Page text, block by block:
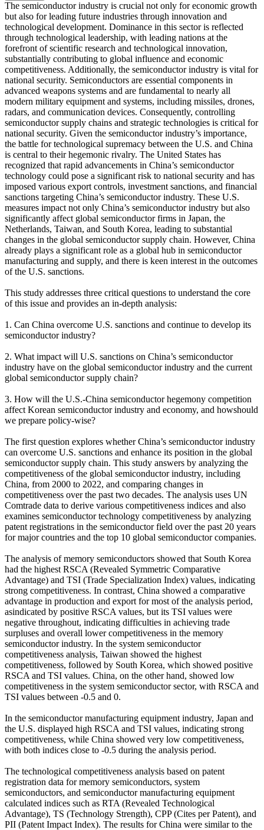
The semiconductor industry is crucial not only for economic growth
but also for leading future industries through innovation and
technological development. Dominance in this sector is reflected
through technological leadership, with leading nations at the
forefront of scientific research and technological innovation,
substantially contributing to global influence and economic
competitiveness. Additionally, the semiconductor industry is vital for
national security. Semiconductors are essential components in
advanced weapons systems and are fundamental to nearly all
modern military equipment and systems, including missiles, drones,
radars, and communication devices. Consequently, controlling
semiconductor supply chains and strategic technologies is critical for
national security. Given the semiconductor industry’s importance,
the battle for technological supremacy between the U.S. and China
is central to their hegemonic rivalry. The United States has
recognized that rapid advancements in China’s semiconductor
technology could pose a significant risk to national security and has
imposed various export controls, investment sanctions, and financial
sanctions targeting China’s semiconductor industry. These U.S.
measures impact not only China’s semiconductor industry but also
significantly affect global semiconductor firms in Japan, the
Netherlands, Taiwan, and South Korea, leading to substantial
changes in the global semiconductor supply chain. However, China
already plays a significant role as a global hub in semiconductor
manufacturing and supply, and there is keen interest in the outcomes
of the U.S. sanctions.
This study addresses three critical questions to understand the core
of this issue and provides an in-depth analysis:
1. Can China overcome U.S. sanctions and continue to develop its
semiconductor industry?
2. What impact will U.S. sanctions on China’s semiconductor
industry have on the global semiconductor industry and the current
global semiconductor supply chain?
3. How will the U.S.-China semiconductor hegemony competition
affect Korean semiconductor industry and economy, and howshould
we prepare policy-wise?
The first question explores whether China’s semiconductor industry
can overcome U.S. sanctions and enhance its position in the global
semiconductor supply chain. This study answers by analyzing the
competitiveness of the global semiconductor industry, including
China, from 2000 to 2022, and comparing changes in
competitiveness over the past two decades. The analysis uses UN
Comtrade data to derive various competitiveness indices and also
examines semiconductor technology competitiveness by analyzing
patent registrations in the semiconductor field over the past 20 years
for major countries and the top 10 global semiconductor companies.
The analysis of memory semiconductors showed that South Korea
had the highest RSCA (Revealed Symmetric Comparative
Advantage) and TSI (Trade Specialization Index) values, indicating
strong competitiveness. In contrast, China showed a comparative
advantage in production and export for most of the analysis period,
asindicated by positive RSCA values, but its TSI values were
negative throughout, indicating difficulties in achieving trade
surpluses and overall lower competitiveness in the memory
semiconductor industry. In the system semiconductor
competitiveness analysis, Taiwan showed the highest
competitiveness, followed by South Korea, which showed positive
RSCA and TSI values. China, on the other hand, showed low
competitiveness in the system semiconductor sector, with RSCA and
TSI values between -0.5 and 0.
In the semiconductor manufacturing equipment industry, Japan and
the U.S. displayed high RSCA and TSI values, indicating strong
competitiveness, while China showed very low competitiveness,
with both indices close to -0.5 during the analysis period.
The technological competitiveness analysis based on patent
registration data for memory semiconductors, system
semiconductors, and semiconductor manufacturing equipment
calculated indices such as RTA (Revealed Technological
Advantage), TS (Technology Strength), CPP (Cites per Patent), and
PII (Patent Impact Index). The results for China were similar to the